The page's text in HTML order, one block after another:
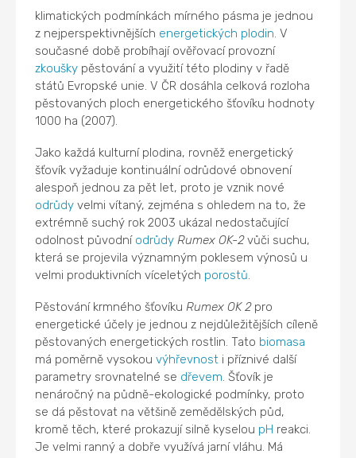
klimatických podmínkách mírného pásma je jednou
z nejperspektivnějších energetických plodin. V
současné době probíhají ověřovací provozní
zkoušky pěstování a využití této plodiny v řadě
států Evropské unie. V ČR dosáhla celková rozloha
pěstovaných ploch energetického šťovíku hodnoty
1000 ha (2007).
Jako každá kulturní plodina, rovněž energetický
šťovík vyžaduje kontinuální odrůdové obnovení
alespoň jednou za pět let, proto je vznik nové
odrůdy velmi vítaný, zejména s ohledem na to, že
extrémně suchý rok 2003 ukázal nedostačující
odolnost původní odrůdy Rumex OK-2vůči suchu,
která se projevila významným poklesem výnosů u
velmi produktivních víceletých porostů.
Pěstování krmného šťovíkuRumex OK 2pro
energetické účely je jednou z nejdůležitějších cíleně
pěstovaných energetických rostlin. Tato biomasa
má poměrně vysokouvýhřevnost i příznivé další
parametry srovnatelné se dřevem. Šťovík je
nenáročný na půdně-ekologické podmínky, proto
se dá pěstovat na většině zemědělských půd,
kromě těch, které prokazují silně kyselou pH reakci.
Je velmi ranný a dobře využívá jarní vláhu. Má